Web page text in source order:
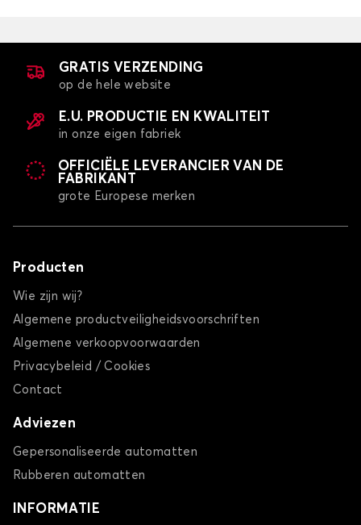
GRATIS VERZENDING
op de hele website
E.U. PRODUCTIE EN KWALITEIT
in onze eigen fabriek
OFFICIËLE LEVERANCIER VAN DE
FABRIKANT
grote Europese merken
Producten
Wie zijn wij?
Algemene productveiligheidsvoorschriften
Algemene verkoopvoorwaarden
Privacybeleid / Cookies
Contact
Adviezen
Gepersonaliseerde automatten
Rubberen automatten
INFORMATIE